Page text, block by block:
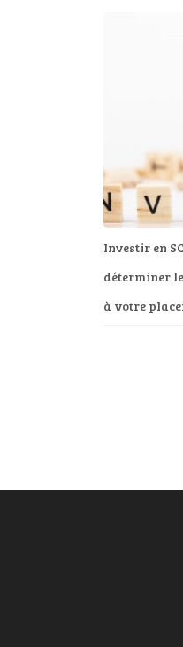
Investir en
déterminer
à votre